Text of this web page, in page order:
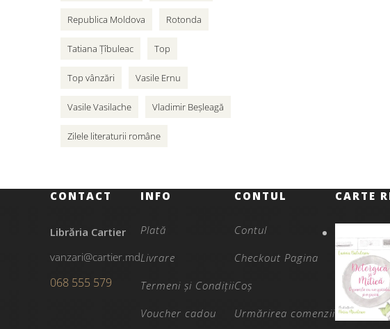
Republica Moldova Rotonda
Tatiana Țîbuleac Top
Top vânzări Vasile Ernu
Vasile Vasilache Vladimir Beșleagă
Zilele literaturii române
CONTACT
Librăria Cartier
vanzari@cartier.md
068 555 579
INFO
Plată
Livrare
Termeni și Condiții
Voucher cadou
CONTUL
Contul
Checkout Pagina
Coș
Urmărirea comenzii
CARTE